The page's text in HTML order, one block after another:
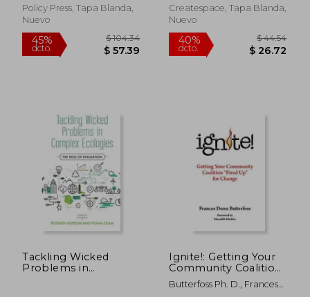
dcto.
45%
dcto.
and Sydney
Policy Press, Tapa Blanda,
Nuevo
Createspace, Tapa Blanda,
Nuevo
Tackling Wicked
Problems in
Ignite!: Getting Your
Community Coalition
Fired Up for Change
(en Inglés)
Butterfoss Ph. D., Frances